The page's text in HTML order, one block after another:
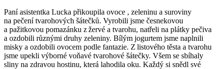
Paní asistentka Lucka přikoupila ovoce , zeleninu a suroviny
na pečení tvarohových šátečků. Vyrobili jsme česnekovou
a pažitkovou pomazánku z žervé a tvarohu, natřeli na plátky pečiva
a ozdobili různými druhy zeleniny. Bílým jogurtem jsme naplnili
misky a ozdobili ovocem podle fantazie. Z listového těsta a tvarohu
jsme upekli výborné voňavé tvarohové šátečky. Všem se sbíhaly
sliny na zdravou hostinu, která lahodila oku. Každý si snědl své